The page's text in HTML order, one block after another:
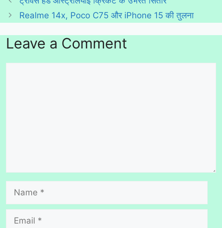
Realme 14x, Poco C75 और iPhone 15 की तुलना
Leave a Comment